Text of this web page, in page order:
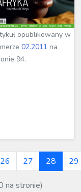
opublikowany w
02.2011 na
94.
26 27 28 29
na stronie)